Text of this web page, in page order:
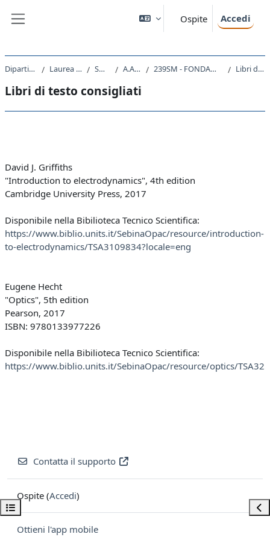
Ospite Accedi
Apri indice del corso
Dipartimento di Fisica Laurea triennale (DM270) SM20 - FISICA A.A. 2021 - 2022 239SM - FONDAMENTI DI ELETTRODINAMICA 2021 Libri di testo consigliati
Libri di testo consigliati
David J. Griffiths
"Introduction to electrodynamics", 4th edition
Cambridge University Press, 2017
Disponibile nella Bibilioteca Tecnico Scientifica:
https://www.biblio.units.it/SebinaOpac/resource/introduction-
to-electrodynamics/TSA3109834?locale=eng
Eugene Hecht
"Optics", 5th edition
Pearson, 2017
ISBN: 9780133977226
Disponibile nella Bibilioteca Tecnico Scientifica:
https://www.biblio.units.it/SebinaOpac/resource/optics/
Contatta il supporto
Ospite (Accedi)
Ottieni l'app mobile